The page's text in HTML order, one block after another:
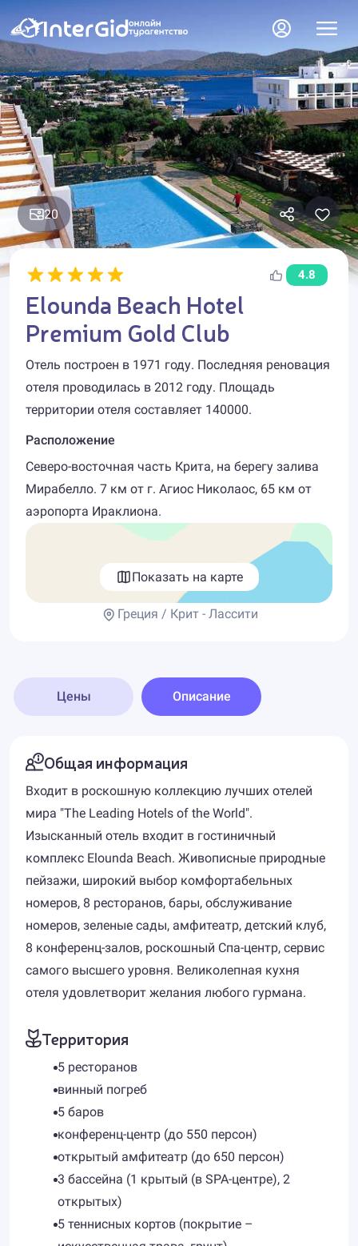
20
4.8
Elounda Beach Hotel
Premium Gold Club
Отель построен в 1971 году. Последняя реновация
отеля проводилась в 2012 году. Площадь
территории отеля составляет 140000.
Расположение
Северо-восточная часть Крита, на берегу залива
Мирабелло. 7 км от г. Агиос Николаос, 65 км от
аэропорта Ираклиона.
Показать на карте
Греция / Крит - Лассити
Цены Описание
Общая информация
Входит в роскошную коллекцию лучших отелей
мира "The Leading Hotels of the World".
Изысканный отель входит в гостиничный
комплекс Elounda Beach. Живописные природные
пейзажи, широкий выбор комфортабельных
номеров, 8 ресторанов, бары, обслуживание
номеров, зеленые сады, амфитеатр, детский клуб,
8 конференц-залов, роскошный Спа-центр, сервис
самого высшего уровня. Великолепная кухня
отеля удовлетворит желания любого гурмана.
Территория
5 ресторанов
винный погреб
5 баров
конференц-центр (до 550 персон)
открытый амфитеатр (до 650 персон)
3 бассейна (1 крытый (в SPA-центре), 2
открытых)
5 теннисных кортов (покрытие –